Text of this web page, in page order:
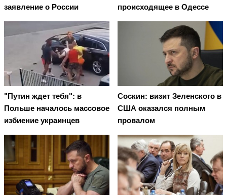
заявление о России
происходящее в Одессе
"Путин ждет тебя": в
Польше началось массовое
избиение украинцев
Соскин: визит Зеленского в
США оказался полным
провалом